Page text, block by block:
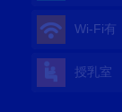
Wi-Fi有
授乳室